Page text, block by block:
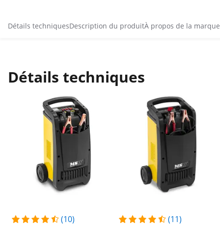
Détails techniquesDescription du produitÀ propos de la marque
Détails techniques
(10) (11)